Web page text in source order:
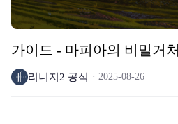
가이드 - 마피아의 비밀거처
리니지2 공식 2025-08-26